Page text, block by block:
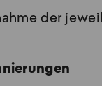
der